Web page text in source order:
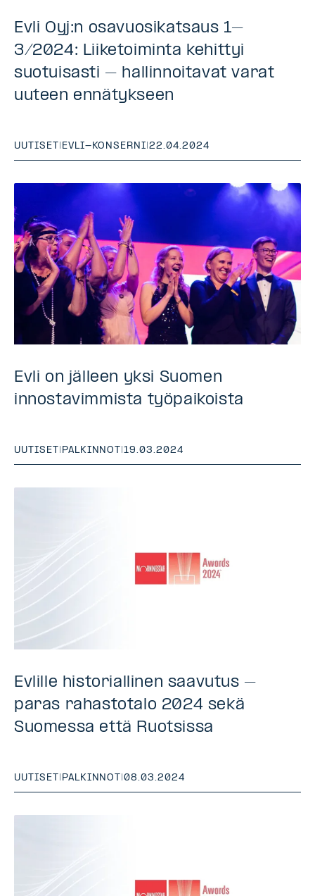
Evli Oyj:n osavuosikatsaus 1–
3/2024: Liiketoiminta kehittyi
suotuisasti – hallinnoitavat varat
uuteen ennätykseen
UUTISET EVLI-KONSERNI |22.04.2024
Evli on jälleen yksi Suomen
innostavimmista työpaikoista
UUTISET | PALKINNOT |19.03.2024
Evlille historiallinen saavutus –
paras rahastotalo 2024 sekä
Suomessa että Ruotsissa
UUTISET PALKINNOT |08.03.2024